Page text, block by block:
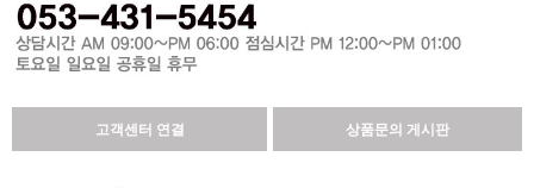
고객센터 연결 상품문의 게시판